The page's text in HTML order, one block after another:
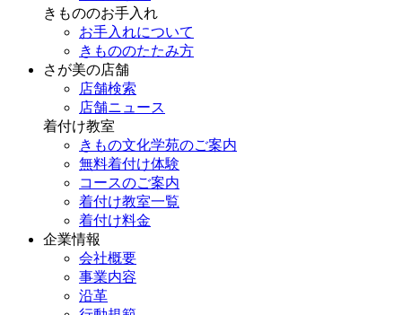
きもののお手入れ
お手入れについて
きもののたたみ方
さが美の店舗
店舗検索
店舗ニュース
着付け教室
きもの文化学苑のご案内
無料着付け体験
コースのご案内
着付け教室一覧
着付け料金
企業情報
会社概要
事業内容
沿革